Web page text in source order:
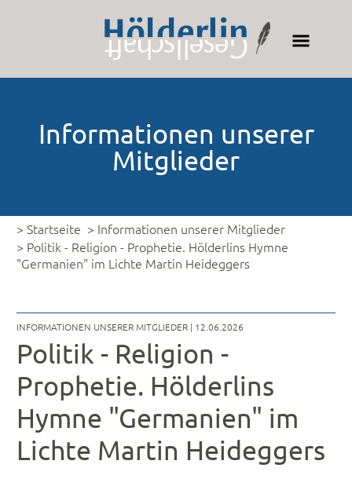
Informationen unserer
Mitglieder
> Startseite > Informationen unserer Mitglieder
> Politik - Religion - Prophetie. Hölderlins Hymne
"Germanien" im Lichte Martin Heideggers
INFORMATIONEN UNSERER MITGLIEDER | 12.06.2026
Politik - Religion -
Prophetie. Hölderlins
Hymne "Germanien" im
Lichte Martin Heideggers